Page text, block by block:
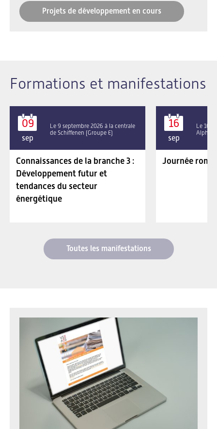
Projets de développement en cours
Formations et manifestations
09
sep
Le 9 septembre 2026 à la centrale
de Schiffenen (Groupe E)
Connaissances de la branche 3 :
Développement futur et
tendances du secteur
énergétique
16
sep
Le 16
Alpha
Journée
Toutes les manifestations